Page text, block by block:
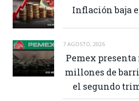
Inflación baja
7 AGOSTO, 2026
Pemex presenta
millones de
el segundo